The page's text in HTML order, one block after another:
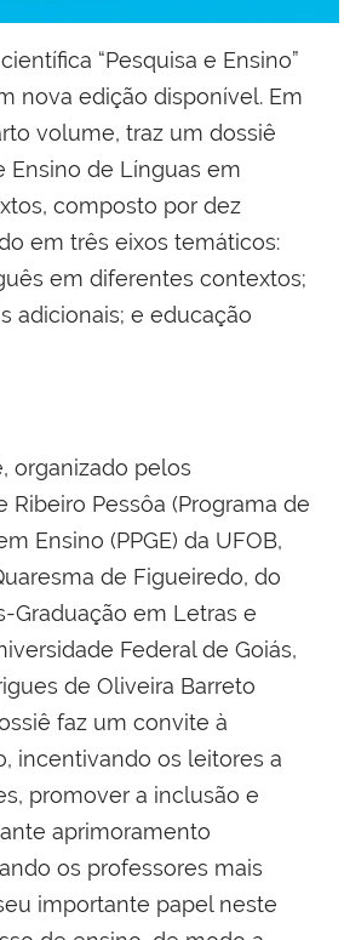
“Pesquisa e Ensino”
nova edição disponível. Em
volume, traz um dossiê
Ensino de Línguas em
composto por dez
em três eixos temáticos:
em diferentes contextos;
adicionais; e educação
organizado pelos
Ribeiro Pessôa (Programa de
Ensino (PPGE) da UFOB,
de Figueiredo, do
Graduação em Letras e
Federal de Goiás,
de Oliveira Barreto
faz um convite à
incentivando os leitores a
promover a inclusão e
aprimoramento
os professores mais
importante papel neste